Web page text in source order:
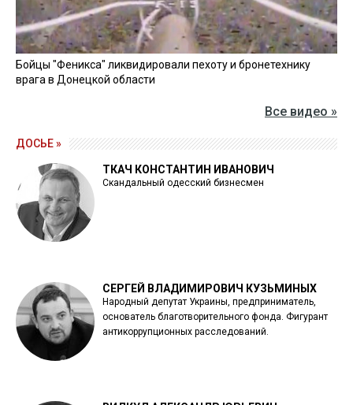
Бойцы "Феникса" ликвидировали пехоту и бронетехнику
врага в Донецкой области
Все видео »
ДОСЬЕ »
ТКАЧ КОНСТАНТИН ИВАНОВИЧ
Скандальный одесский бизнесмен
СЕРГЕЙ ВЛАДИМИРОВИЧ КУЗЬМИНЫХ
Народный депутат Украины, предприниматель,
основатель благотворительного фонда. Фигурант
антикоррупционных расследований.